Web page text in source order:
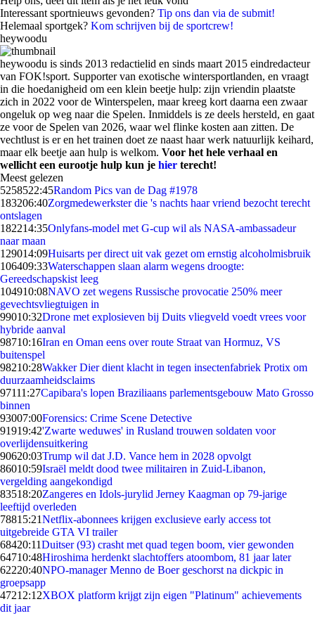
Interessant sportnieuws gevonden? Tip ons dan via de submit!
Helemaal sportgek? Kom schrijven bij de sportcrew!
heywoodu
heywoodu is sinds 2013 redactielid en sinds maart 2015 eindredacteur
van FOK!sport. Supporter van exotische wintersportlanden, en vraagt
in die hoedanigheid om een klein beetje hulp: zijn vriendin plaatste
zich in 2022 voor de Winterspelen, maar kreeg kort daarna een zwaar
ongeluk op weg naar die Spelen. Inmiddels is ze deels hersteld, en gaat
ze voor de Spelen van 2026, waar wel flinke kosten aan zitten. De
vechtlust is er en het trainen doet ze naast haar werk natuurlijk keihard,
maar elk beetje aan hulp is welkom. Voor het hele verhaal en
wellicht een eurootje hulp kun je hier terecht!
Meest gelezen
5258522:45Random Pics van de Dag #1978
183206:40Zorgmedewerkster die 's nachts haar vriend bezocht terecht
ontslagen
182214:35Onlyfans-model met G-cup wil als NASA-ambassadeur
naar maan
129014:09Huisarts per direct uit vak gezet om ernstig alcoholmisbruik
106409:33Waterschappen slaan alarm wegens droogte:
Gereedschapskist leeg
104910:08NAVO zet wegens Russische provocatie 250% meer
gevechtsvliegtuigen in
99010:32Drone met explosieven bij Duits vliegveld voedt vrees voor
hybride aanval
98710:16Iran en Oman eens over route Straat van Hormuz, VS
buitenspel
98210:28Wakker Dier dient klacht in tegen insectenfabriek Protix om
duurzaamheidsclaims
97111:27Capibara's lopen Braziliaans parlementsgebouw Mato Grosso
binnen
93007:00Forensics: Crime Scene Detective
91919:42'Zwarte weduwes' in Rusland trouwen soldaten voor
overlijdensuitkering
90620:03Trump wil dat J.D. Vance hem in 2028 opvolgt
86010:59Israël meldt dood twee militairen in Zuid-Libanon,
vergelding aangekondigd
83518:20Zangeres en Idols-jurylid Jerney Kaagman op 79-jarige
leeftijd overleden
78815:21Netflix-abonnees krijgen exclusieve early access tot
uitgebreide GTA VI trailer
68420:11Duitser (93) crasht met quad tegen boom, vier gewonden
64710:48Hiroshima herdenkt slachtoffers atoombom, 81 jaar later
62220:40NPO-manager Menno de Boer geschorst na dickpic in
groepsapp
47212:12XBOX platform krijgt zijn eigen "Platinum" achievements
dit jaar